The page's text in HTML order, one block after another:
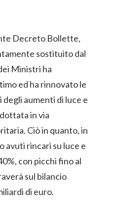
Decreto Bollette,
sostituito dal
Ministri ha
ed ha rinnovato le
aumenti di luce e
in via
Ciò in quanto, in
avuti rincari su luce e
con picchi fino al
sul bilancio
di euro.